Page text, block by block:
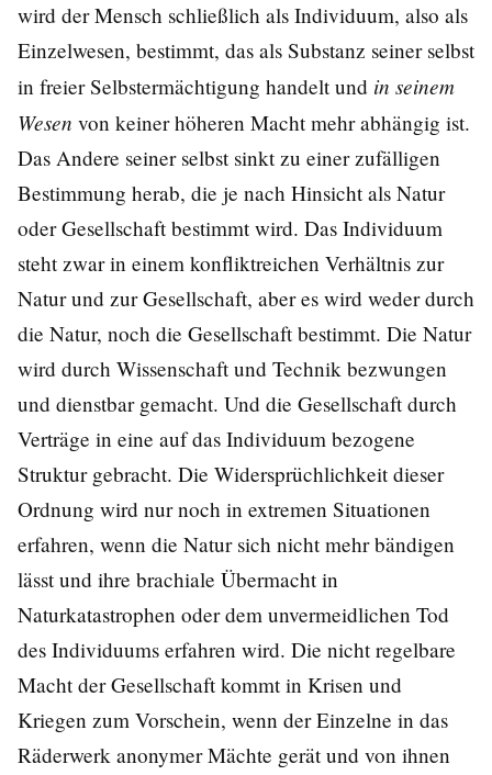
wird der Mensch schließlich als Individuum, also als
Einzelwesen, bestimmt, das als Substanz seiner selbst
in freier Selbstermächtigung handelt und in seinem
Wesen von keiner höheren Macht mehr abhängig ist.
Das Andere seiner selbst sinkt zu einer zufälligen
Bestimmung herab, die je nach Hinsicht als Natur
oder Gesellschaft bestimmt wird. Das Individuum
steht zwar in einem konfliktreichen Verhältnis zur
Natur und zur Gesellschaft, aber es wird weder durch
die Natur, noch die Gesellschaft bestimmt. Die Natur
wird durch Wissenschaft und Technik bezwungen
und dienstbar gemacht. Und die Gesellschaft durch
Verträge in eine auf das Individuum bezogene
Struktur gebracht. Die Widersprüchlichkeit dieser
Ordnung wird nur noch in extremen Situationen
erfahren, wenn die Natur sich nicht mehr bändigen
lässt und ihre brachiale Übermacht in
Naturkatastrophen oder dem unvermeidlichen Tod
des Individuums erfahren wird. Die nicht regelbare
Macht der Gesellschaft kommt in Krisen und
Kriegen zum Vorschein, wenn der Einzelne in das
Räderwerk anonymer Mächte gerät und von ihnen